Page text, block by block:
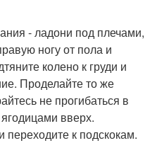
- ладони под плечами,
ногу от пола и
колено к груди и
Проделайте то же
не прогибаться в
вверх.
к подскокам.